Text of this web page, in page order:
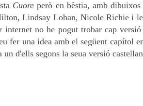
Cuoreperò en bèstia, amb
Lindsay Lohan, Nicole Richie i
internet no he pogut trobar cap
fer una idea amb el següent capítol
un d'ells segons la seua versió